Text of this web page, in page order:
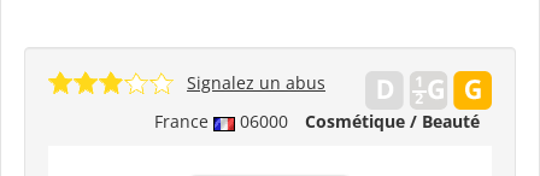
France 06000 Cosmétique / Beauté
Signalez un abus